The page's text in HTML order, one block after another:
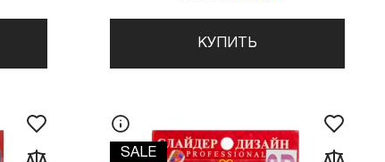
КУПИТЬ
SALE